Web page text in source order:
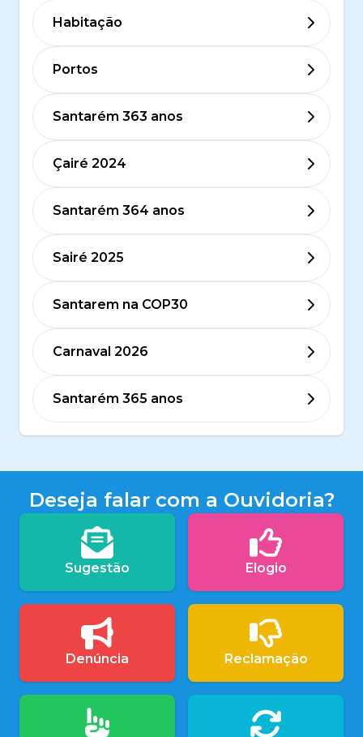
Habitação
Portos
Santarém 363 anos
Çairé 2024
Santarém 364 anos
Sairé 2025
Santarem na COP30
Carnaval 2026
Santarém 365 anos
Deseja falar com a Ouvidoria?
Sugestão Elogio
Denúncia Reclamação